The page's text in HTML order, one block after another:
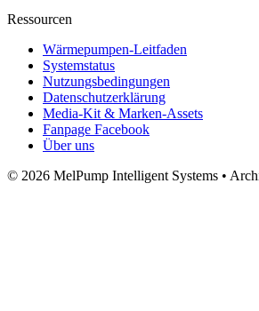
Ressourcen
Wärmepumpen-Leitfaden
Systemstatus
Nutzungsbedingungen
Datenschutzerklärung
Media‑Kit & Marken‑Assets
Fanpage Facebook
Über uns
© 2026 MelPump Intelligent Systems •